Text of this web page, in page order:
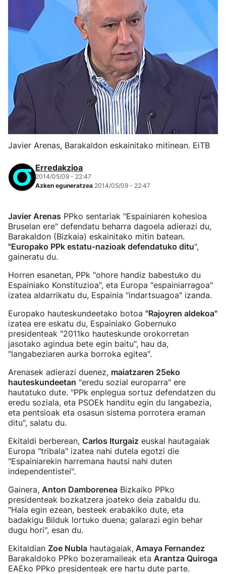
Javier Arenas, Barakaldon eskainitako mitinean. EiTB
Erredakzioa
2014/05/09 - 22:47
Azken eguneratzea 2014/05/09 - 22:47
Javier Arenas PPko sentariak "Espainiaren kohesioa
Bruselan ere" defendatu beharra dagoela adierazi du,
Barakaldon (Bizkaia) eskainitako mitin batean.
"Europako PPk estatu-nazioak defendatuko ditu",
gaineratu du.
Horren esanetan, PPk "ohore handiz babestuko du
Espainiako Konstituzioa", eta Europa "espainiarragoa"
izatea aldarrikatu du, Espainia "indartsuagoa" izanda.
Europako hauteskundeetako botoa "Rajoyren aldekoa"
izatea ere eskatu du, Espainiako Gobernuko
presidenteak "2011ko hauteskunde orokorretan
jasotako agindua bete egin baitu", hau da,
"langabeziaren aurka borroka egitea".
Arenasek adierazi duenez, maiatzaren 25eko
hauteskundeetan "eredu sozial europarra" ere
hautatuko dute. "PPk enplegua sortuz defendatzen du
eredu soziala, eta PSOEk handitu egin du langabezia,
eta pentsioak eta osasun sistema porrotera eraman
ditu", salatu du.
Ekitaldi berberean, Carlos Iturgaiz euskal hautagaiak
Europa "tribala" izatea nahi dutela egotzi die
"Espainiarekin harremana hautsi nahi duten
independentistei".
Gainera, Anton Damborenea Bizkaiko PPko
presidenteak bozkatzera joateko deia zabaldu du.
"Hala egin ezean, besteek erabakiko dute, eta
badakigu Bilduk lortuko duena; galarazi egin behar
dugu hori", esan du.
Ekitaldian Zoe Nubla hautagaiak, Amaya Fernandez
Barakaldoko PPko bozeramaileak eta Arantza Quiroga
EAEko PPko presidenteak ere hartu dute parte.